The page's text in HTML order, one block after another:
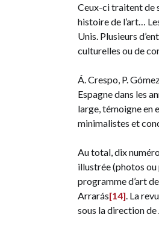
Ceux-ci traitent de
histoire de l’art…
Unis. Plusieurs
culturelles ou de
Á. Crespo, P.
Espagne dans les
large, témoigne en
minimalistes et
Au total, dix
illustrée (photos ou
programme d’art
Arrarás[14] . La
sous la direction